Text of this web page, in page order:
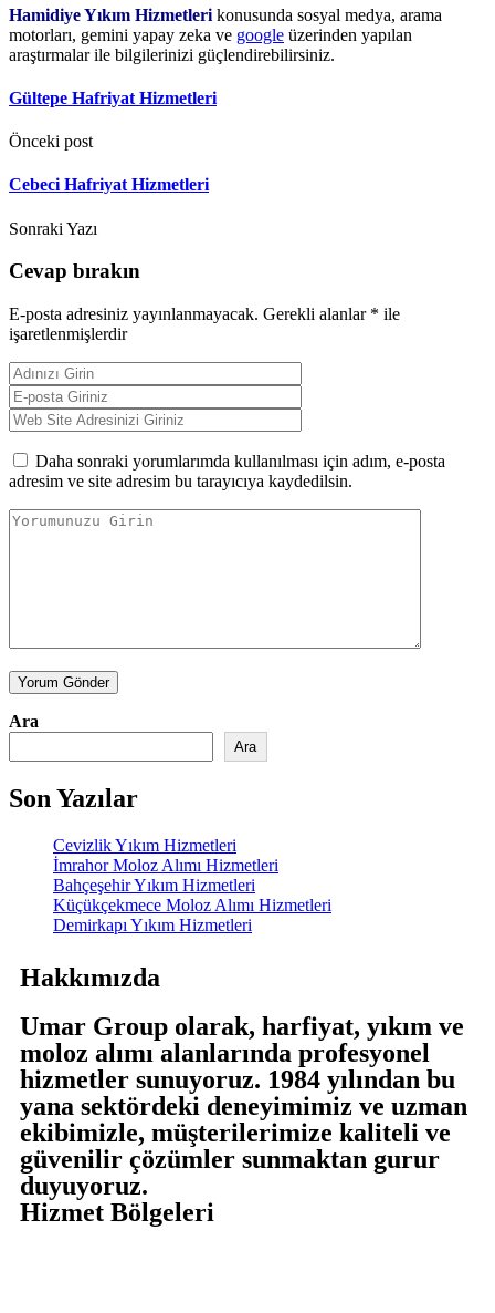
Hamidiye Yıkım Hizmetleri konusunda sosyal medya, arama
motorları, gemini yapay zeka ve google üzerinden yapılan
araştırmalar ile bilgilerinizi güçlendirebilirsiniz.
Gültepe Hafriyat Hizmetleri
Önceki post
Cebeci Hafriyat Hizmetleri
Sonraki Yazı
Cevap bırakın
E-posta adresiniz yayınlanmayacak. Gerekli alanlar * ile
işaretlenmişlerdir
Daha sonraki yorumlarımda kullanılması için adım, e-posta
adresim ve site adresim bu tarayıcıya kaydedilsin.
Yorum Gönder
Ara
Ara
Son Yazılar
Cevizlik Yıkım Hizmetleri
İmrahor Moloz Alımı Hizmetleri
Bahçeşehir Yıkım Hizmetleri
Küçükçekmece Moloz Alımı Hizmetleri
Demirkapı Yıkım Hizmetleri
Hakkımızda
Umar Group olarak, harfiyat, yıkım ve
moloz alımı alanlarında profesyonel
hizmetler sunuyoruz. 1984 yılından bu
yana sektördeki deneyimimiz ve uzman
ekibimizle, müşterilerimize kaliteli ve
güvenilir çözümler sunmaktan gurur
duyuyoruz.
Hizmet Bölgeleri